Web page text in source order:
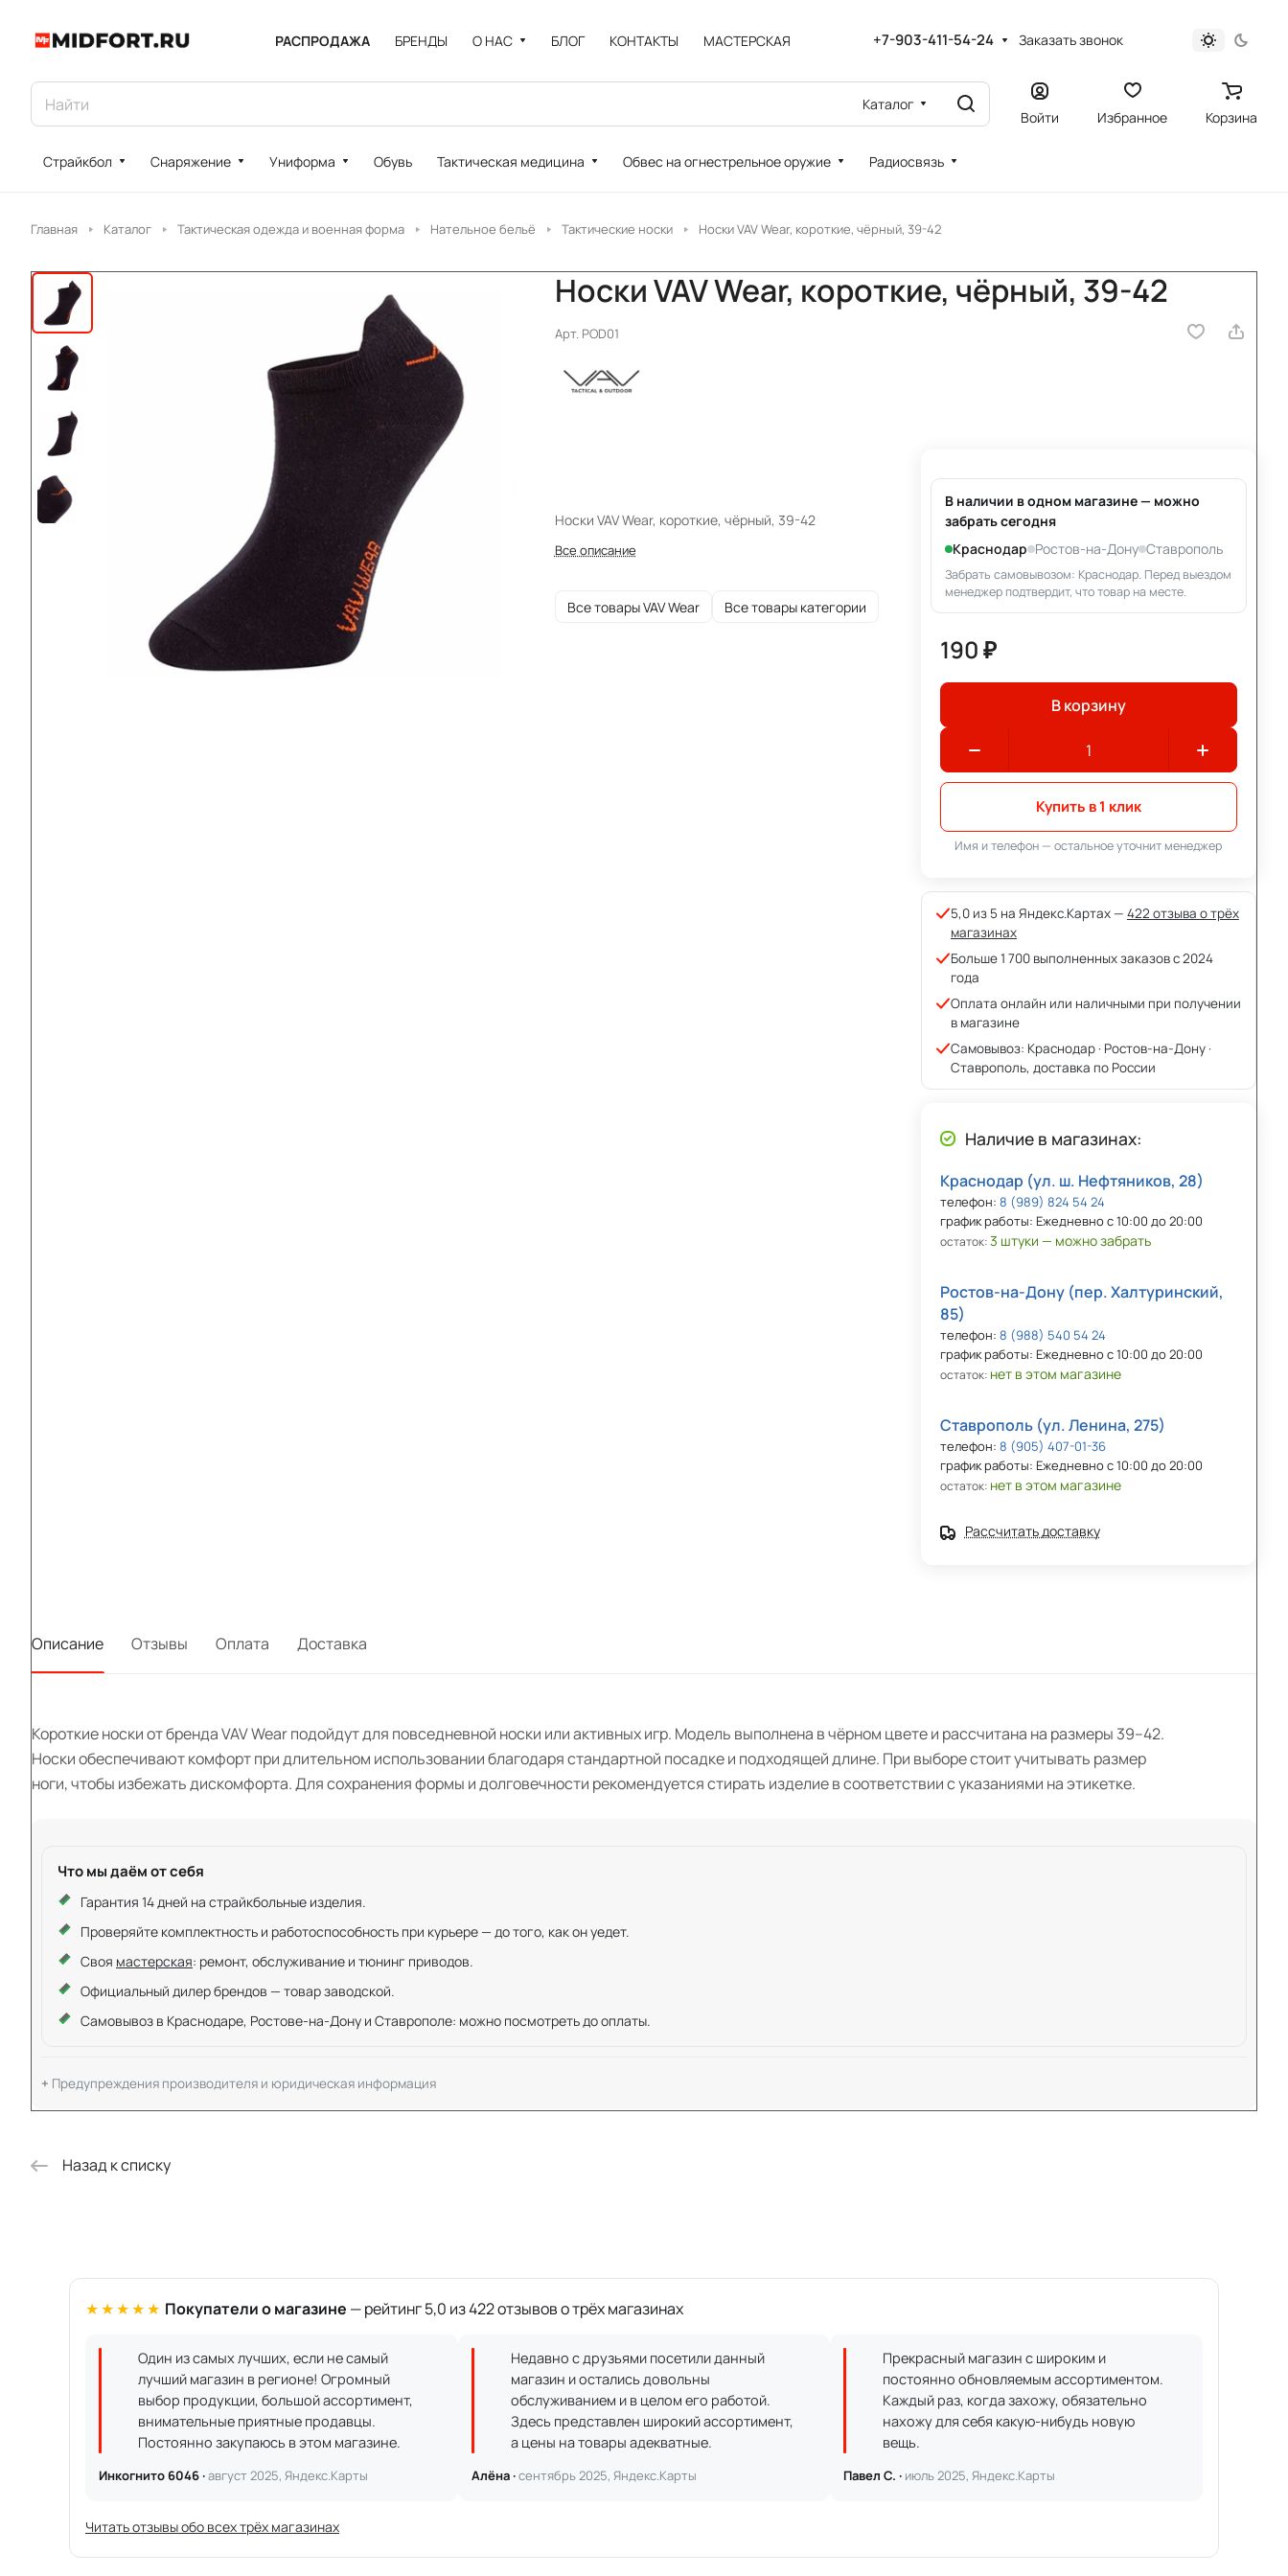
РАСПРОДАЖА БРЕНДЫ О НАС БЛОГ КОНТАКТЫ МАСТЕРСКАЯ +7-903-411-54-24 Заказать звонок
Каталог
Войти Избранное Корзина
Страйкбол Снаряжение Униформа Обувь Тактическая медицина Обвес на огнестрельное оружие Радиосвязь
Главная Каталог Тактическая одежда и военная форма Нательное бельё Тактические носки Носки VAV Wear, короткие, чёрный, 39-42
Носки VAV Wear, короткие, чёрный, 39-42
Арт. POD01
Носки VAV Wear, короткие, чёрный, 39-42
Все описание
Все товары VAV Wear Все товары категории
В наличии в одном магазине — можно
забрать сегодня
Краснодар Ростов-на-Дону Ставрополь
Забрать самовывозом: Краснодар. Перед выездом
менеджер подтвердит, что товар на месте.
190 ₽
В корзину
Купить в 1 клик
Имя и телефон — остальное уточнит менеджер
5,0 из 5 на Яндекс.Картах — 422 отзыва о трёх
магазинах
Больше 1 700 выполненных заказов с 2024
года
Оплата онлайн или наличными при получении
в магазине
Самовывоз: Краснодар · Ростов-на-Дону ·
Ставрополь, доставка по России
Наличие в магазинах:
Краснодар (ул. ш. Нефтяников, 28)
телефон: 8 (989) 824 54 24
график работы: Ежедневно с 10:00 до 20:00
остаток:3 штуки — можно забрать
Ростов-на-Дону (пер. Халтуринский,
85)
телефон: 8 (988) 540 54 24
график работы: Ежедневно с 10:00 до 20:00
остаток: нет в этом магазине
Ставрополь (ул. Ленина, 275)
телефон: 8 (905) 407-01-36
график работы: Ежедневно с 10:00 до 20:00
остаток: нет в этом магазине
Рассчитать доставку
Описание Отзывы Оплата Доставка
Короткие носки от бренда VAV Wear подойдут для повседневной носки или активных игр. Модель выполнена в чёрном цвете и рассчитана на размеры 39–42.
Носки обеспечивают комфорт при длительном использовании благодаря стандартной посадке и подходящей длине. При выборе стоит учитывать размер
ноги, чтобы избежать дискомфорта. Для сохранения формы и долговечности рекомендуется стирать изделие в соответствии с указаниями на этикетке.
Что мы даём от себя
Гарантия 14 дней на страйкбольные изделия.
Проверяйте комплектность и работоспособность при курьере — до того, как он уедет.
Своя мастерская: ремонт, обслуживание и тюнинг приводов.
Официальный дилер брендов — товар заводской.
Самовывоз в Краснодаре, Ростове-на-Дону и Ставрополе: можно посмотреть до оплаты.
Предупреждения производителя и юридическая информация
Назад к списку
★★★★★ Покупатели о магазине — рейтинг 5,0 из 422 отзывов о трёх магазинах
Один из самых лучших, если не самый
лучший магазин в регионе! Огромный
выбор продукции, большой ассортимент,
внимательные приятные продавцы.
Постоянно закупаюсь в этом магазине.
Инкогнито 6046 ·август 2025, Яндекс.Карты
Недавно с друзьями посетили данный
магазин и остались довольны
обслуживанием и в целом его работой.
Здесь представлен широкий ассортимент,
а цены на товары адекватные.
Алёна ·сентябрь 2025, Яндекс.Карты
Прекрасный магазин с широким и
постоянно обновляемым ассортиментом.
Каждый раз, когда захожу, обязательно
нахожу для себя какую-нибудь новую
вещь.
Павел С. · июль 2025, Яндекс.Карты
Читать отзывы обо всех трёх магазинах